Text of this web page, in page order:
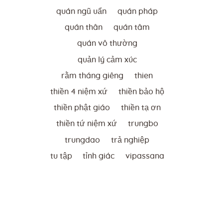
quán ngũ uẩn quán pháp
quán thân quán tâm
quán vô thường
quản lý cảm xúc
rằm tháng giêng thien
thiền 4 niệm xứ thiền bảo hộ
thiền phật giáo thiền tạ ơn
thiền tứ niệm xứ trungbo
trungdao trả nghiệp
tu tập tỉnh giác vipassana